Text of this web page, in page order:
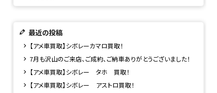
最近の投稿
【アメ車買取】シボレーカマロ買取！
7月も沢山のご来店、ご成約、ご納車ありがとうございました！
【アメ車買取】シボレー タホ 買取！
【アメ車買取】シボレー アストロ買取！